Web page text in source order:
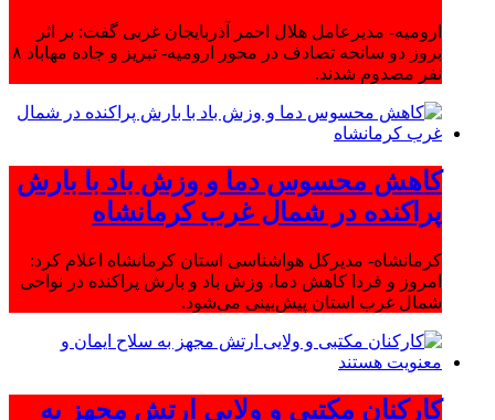
ارومیه- مدیرعامل هلال احمر آذربایجان غربی گفت: بر اثر
بروز دو سانحه تصادف در محور ارومیه- تبریز و جاده مهاباد ۸
نفر مصدوم شدند.
کاهش محسوس دما و وزش باد با بارش
پراکنده در شمال غرب کرمانشاه
کرمانشاه- مدیرکل هواشناسی استان کرمانشاه اعلام کرد:
امروز و فردا کاهش دما، وزش باد و بارش پراکنده در نواحی
شمال غرب استان پیش‌بینی می‌شود.
کارکنان مکتبی و ولایی ارتش مجهز به